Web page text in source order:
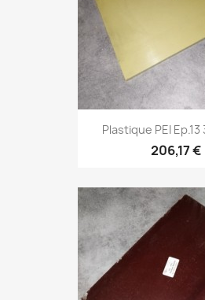
Plastique PEI Ep.13
206,17 €